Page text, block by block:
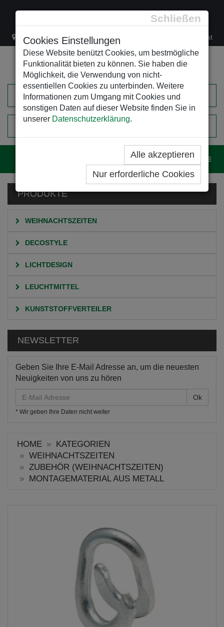
Schließen
Cookies Einstellungen
Diese Website benützt Cookies, um bestmögliche
Funktionalität bieten zu können. Sie haben die
Möglichkeit, die Verwendung von nicht-
essentiellen Cookies zu unterbinden. Weitere
Informationen zum Umgang mit Cookies und
sonstigen Daten auf dieser Website finden Sie in
unserer Datenschutzerklärung.
Alle akzeptieren
Nur erforderliche Cookies
Lacknergasse 78 +43/1/470 37 00 office@leso.at
EINKAUFSWAGEN
PRODUKTE
WEIHNACHTSZEITEN
DECOSTYLE
LICHTDESIGN
LEUCHTMITTEL
KUNSTSTOFFVERTEILER
NEWSLETTER
Geben Sie Ihre E-Mail Adresse an, um die neuesten
Neuigkeiten von uns zu hören
Mail
Adresse
* Wir geben Ihre Daten nicht weiter
HOME
KATEGORIEN
WEIHNACHTSZEITEN
ZUBEHÖR (WEIHNACHTSZEITEN)
MONTAGEMATERIAL AUS METALL